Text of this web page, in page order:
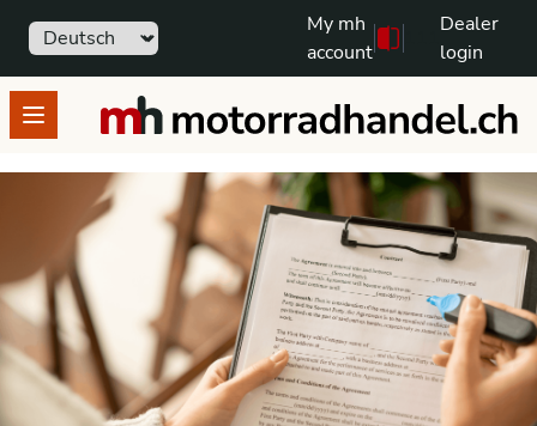
Sprache
Free text search
My mh
account
Dealer
login
Open menumotorradhandel.ch
Allgemeine Geschäftsbedingungen
1. Anwendungsbereich und Geltung dieser
Allgemeinen Geschäftsbedingungen
Die a-Commerce AG betreibt eine Plattform zur